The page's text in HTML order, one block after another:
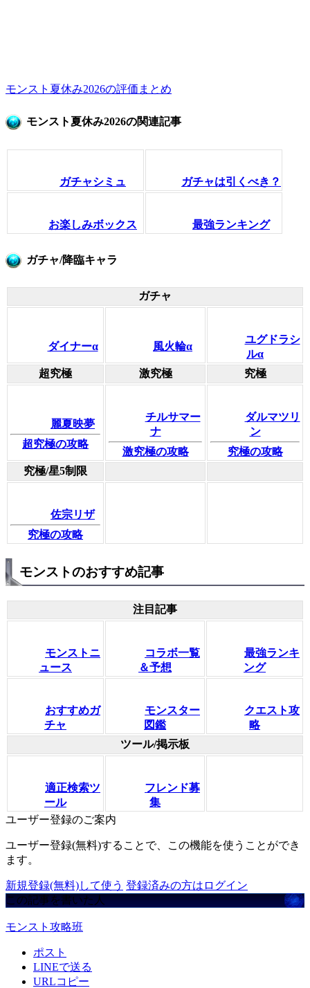
モンスト夏休み2026の評価まとめ
モンスト夏休み2026の関連記事
ガチャシミュ ガチャは引くべき？
お楽しみボックス 最強ランキング
ガチャ/降臨キャラ
ガチャ
ダイナーα 風火輪α
ユグドラシ
ルα
超究極
激究極 究極
麗夏映夢
超究極の攻略
チルサマー
ナ
激究極の攻略
ダルマツリ
ン
究極の攻略
究極/星5制限
佐宗リザ
究極の攻略
モンストのおすすめ記事
注目記事
モンストニ
ュース
コラボ一覧
＆予想
最強ランキ
ング
おすすめガ
チャ
モンスター
図鑑
クエスト攻
略
ツール/掲示板
適正検索ツ
ール
フレンド募
集
ユーザー登録のご案内
ユーザー登録(無料)することで、この機能を使うことができ
ます。
新規登録(無料)して使う 登録済みの方はログイン
この記事を書いた人
モンスト攻略班
ポスト
LINEで送る
URLコピー